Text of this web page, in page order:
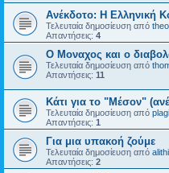
Ανέκδοτο: Η Ελληνική
Τελευταία δημοσίευση από
Απαντήσεις: 4
Ο Μοναχος και ο
Τελευταία δημοσίευση από
Απαντήσεις: 11
Κάτι για το "Μέσον"
Τελευταία δημοσίευση από
Απαντήσεις: 1
Για μια υπακοή ζούμε
Τελευταία δημοσίευση από
Απαντήσεις: 2